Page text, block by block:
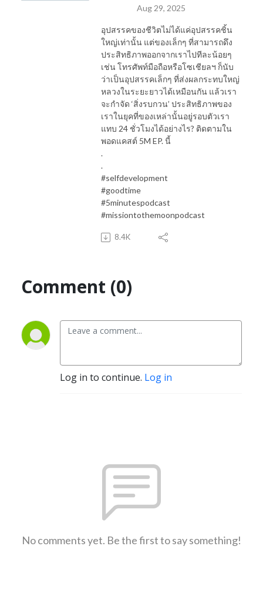
Aug 29, 2025
อุปสรรคของชีวิตไม่ได้แค่อุปสรรคชิ้น
ใหญ่เท่านั้น แต่ของเล็กๆ ที่สามารถดึง
ประสิทธิภาพออกจากเราไปทีละน้อยๆ
เช่น โทรศัพท์มือถือหรือโซเชียลฯ ก็นับ
ว่าเป็นอุปสรรคเล็กๆ ที่ส่งผลกระทบใหญ่
หลวงในระยะยาวได้เหมือนกัน แล้วเรา
จะกำจัด ‘สิ่งรบกวน’ ประสิทธิภาพของ
เราในยุคที่ของเหล่านั้นอยู่รอบตัวเรา
แทบ 24 ชั่วโมงได้อย่างไร? ติดตามใน
พอดแคสต์ 5M EP. นี้
.
.
#selfdevelopment
#goodtime
#5minutespodcast
#missiontothemoonpodcast
8.4K
Comment (0)
Log in to continue. Log in
No comments yet. Be the first to say something!